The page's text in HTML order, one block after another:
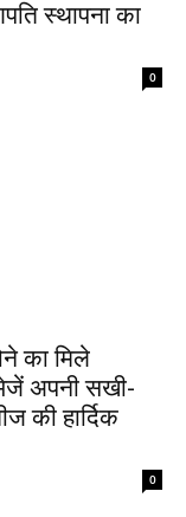
स्थापना का
0
का मिले
अपनी सखी-
की हार्दिक
0